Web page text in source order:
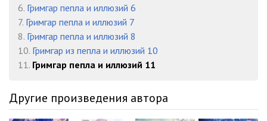
Глава 4 (8 из 13)
Глава 4 (9 из 13)
Глава 4 (10 из 13)
Глава 4 (12 из 13) 07:24
6. Гримгар пепла и иллюзий 6
7. Гримгар пепла и иллюзий 7
8. Гримгар пепла и иллюзий 8
10. Гримгар из пепла и иллюзий 10
11. Гримгар пепла и иллюзий 11
Другие произведения автора